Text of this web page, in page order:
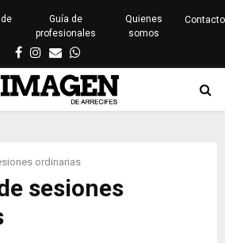
Guía de
profesionales
Quienes
somos
Contacto
Facebook
Instagram
EmailWhatsapp
ordinarias
sesiones